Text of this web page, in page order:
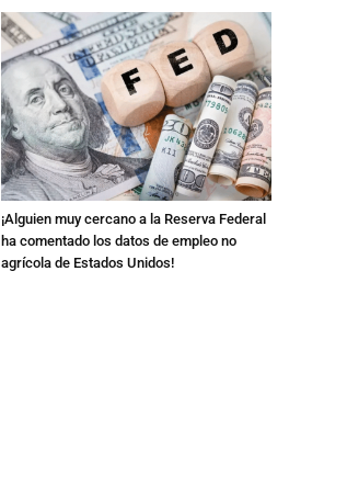
¡Alguien muy cercano a la Reserva Federal
ha comentado los datos de empleo no
agrícola de Estados Unidos!